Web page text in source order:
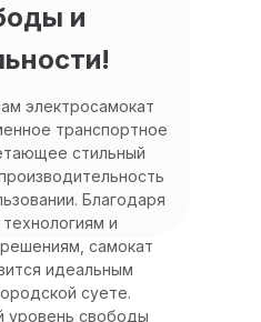
и
электросамокат
транспортное
стильный
Благодаря
и
самокат
идеальным
суете.
уровень свободы